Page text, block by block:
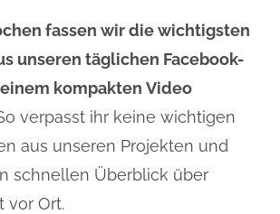
zu machen.
ÜBER DAS
fassen wir die wichtigsten
unseren täglichen Facebook-
kompakten Video
verpasst ihr keine wichtigen
aus unseren Projekten und
schnellen Überblick über
vor Ort.